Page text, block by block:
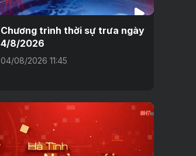
Chương trình thời sự trưa ngày
4/8/2026
04/08/2026 11:45